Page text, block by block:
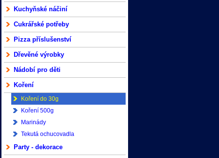
Kuchyňské náčiní
Cukrářské potřeby
Pizza příslušenství
Dřevěné výrobky
Nádobí pro děti
Koření
Koření do 30g
Koření 500g
Marinády
Tekutá ochucovadla
Party - dekorace